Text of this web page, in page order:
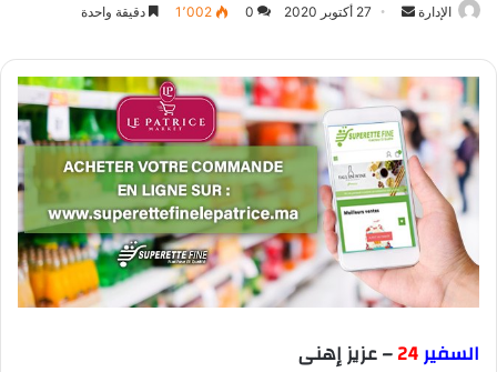
الإدارة
أرسل
إلكترونيا
27 أكتوبر 2020 0 1٬002 دقيقة واحدة
السفير24– عزيز إهنى